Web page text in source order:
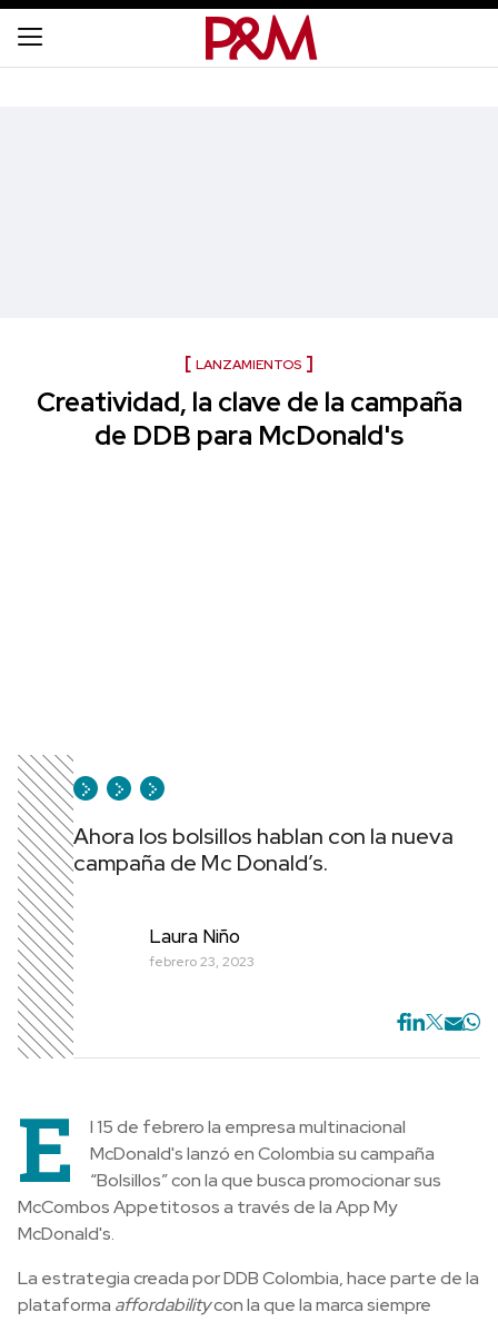
LANZAMIENTOS
Creatividad, la clave de la campaña
de DDB para McDonald's
Ahora los bolsillos hablan con la nueva
campaña de Mc Donald’s.
Laura Niño
febrero 23, 2023
E
l 15 de febrero la empresa multinacional
McDonald's lanzó en Colombia su campaña
“Bolsillos” con la que busca promocionar sus
McCombos Appetitosos a través de la App My
McDonald's.
La estrategia creada por DDB Colombia, hace parte de la
plataforma affordabilitycon la que la marca siempre